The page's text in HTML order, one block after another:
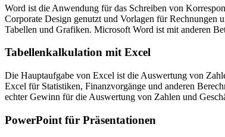
Word ist die Anwendung für das Schreiben von
Corporate Design genutzt und Vorlagen für Rechnungen
Tabellen und Grafiken. Microsoft Word ist mit anderen
Tabellenkalkulation mit Excel
Die Hauptaufgabe von Excel ist die Auswertung von
Excel für Statistiken, Finanzvorgänge und anderen
echter Gewinn für die Auswertung von Zahlen und
PowerPoint für Präsentationen